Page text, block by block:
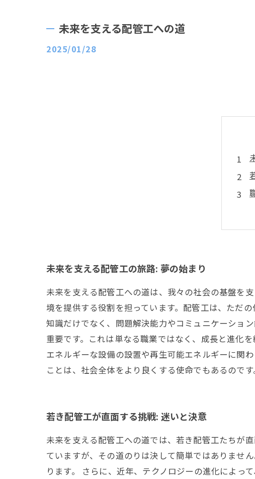
未来を支える配管工への道
2025/01/28
未来を支える配管工の旅路: 夢の始まり
未来を支える配管工への道は、我々の社会の基盤を
境を提供する役割を担っています。配管工は、ただ
知識だけでなく、問題解決能力やコミュニケーショ
重要です。これは単なる職業ではなく、成長と進化
エネルギーな設備の設置や再生可能エネルギーに関
ことは、社会全体をより良くする使命でもあるので
若き配管工が直面する挑戦: 迷いと決意
未来を支える配管工への道では、若き配管工たちが
ていますが、その道のりは決して簡単ではありませ
ります。 さらに、近年、テクノロジーの進化によっ